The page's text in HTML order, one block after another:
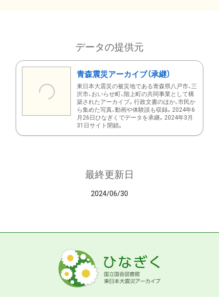
データの提供元
青森震災アーカイブ（承継）
東日本大震災の被災地である青森県八戸市、三
沢市、おいらせ町、階上町の共同事業として構
築されたアーカイブ。行政文書のほか、市民か
ら集めた写真、動画や体験談も収録。2024年6
月26日ひなぎくでデータを承継。2024年3月
31日サイト閉鎖。
最終更新日
2024/06/30